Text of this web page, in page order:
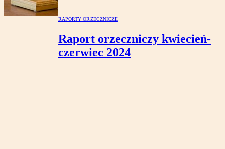
RAPORTY ORZECZNICZE
Raport orzeczniczy kwiecień-
czerwiec 2024